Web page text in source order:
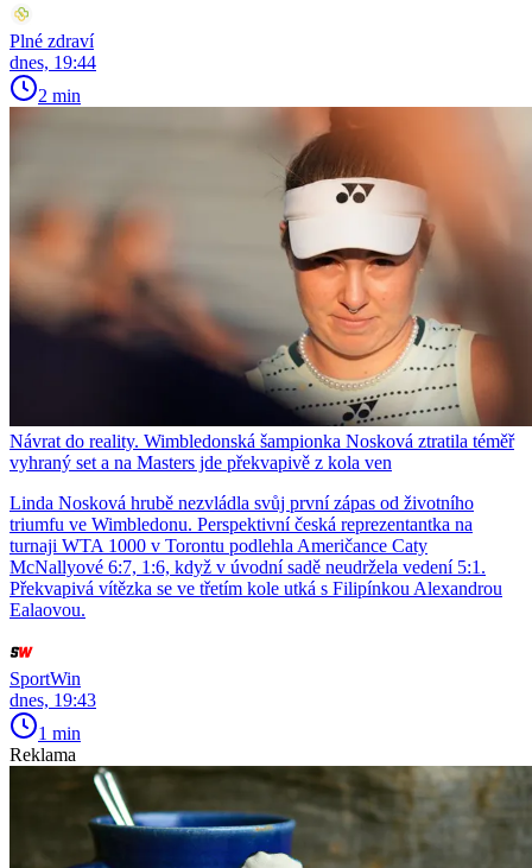
Plné zdraví
dnes, 19:44
2 min
Návrat do reality. Wimbledonská šampionka Nosková ztratila téměř
vyhraný set a na Masters jde překvapivě z kola ven
Linda Nosková hrubě nezvládla svůj první zápas od životního
triumfu ve Wimbledonu. Perspektivní česká reprezentantka na
turnaji WTA 1000 v Torontu podlehla Američance Caty
McNallyové 6:7, 1:6, když v úvodní sadě neudržela vedení 5:1.
Překvapivá vítězka se ve třetím kole utká s Filipínkou Alexandrou
Ealaovou.
SportWin
dnes, 19:43
1 min
Reklama